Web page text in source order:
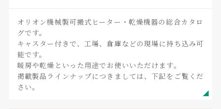
オリオン機械製可搬式ヒーター・乾燥機器の総合カタロ
グです。
キャスター付きで、工場、倉庫などの現場に持ち込み可
能です。
暖房や乾燥といった用途でお使いいただけます。
掲載製品ラインナップにつきましては、下記をご覧くだ
さい。